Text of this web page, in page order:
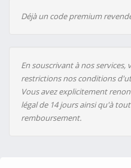
Déjà un code premium
En souscrivant à nos services,
restrictions nos conditions
Vous avez explicitement
légal de 14 jours ainsi qu'à
remboursement.